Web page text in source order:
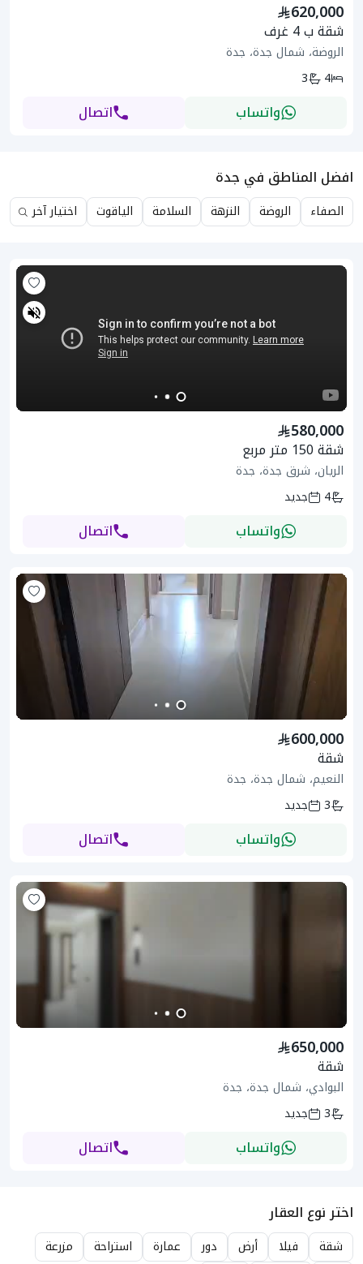
620,000
شقة ب 4 غرف
الروضة، شمال جدة، جدة
4
3
واتساب اتصال
افضل المناطق في جدة
الصفاء الروضة النزهة السلامة الياقوت اختيار آخر
580,000
شقة 150 متر مربع
الريان، شرق جدة، جدة
4
جديد
واتساب اتصال
600,000
شقة
النعيم، شمال جدة، جدة
3
جديد
واتساب اتصال
650,000
شقة
البوادي، شمال جدة، جدة
3
جديد
واتساب اتصال
اختر نوع العقار
شقة فيلا أرض دور عمارة استراحة
مزرعة